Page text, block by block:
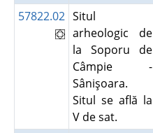
57822.02 Situl
arheologic de
la Soporu de
Câmpie -
Sânişoara.
Situl se află la
V de sat.